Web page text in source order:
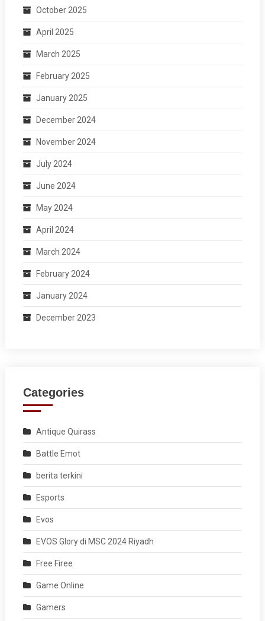
October 2025
April 2025
March 2025
February 2025
January 2025
December 2024
November 2024
July 2024
June 2024
May 2024
April 2024
March 2024
February 2024
January 2024
December 2023
Categories
Antique Quirass
Battle Emot
berita terkini
Esports
Evos
EVOS Glory di MSC 2024 Riyadh
Free Firee
Game Online
Gamers